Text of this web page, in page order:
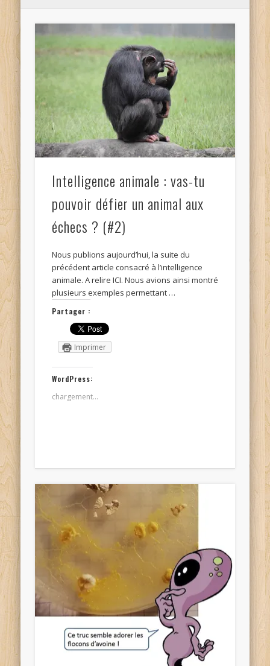
Intelligence animale : vas-tu
pouvoir défier un animal aux
échecs ? (#2)
Nous publions aujourd’hui, la suite du
précédent article consacré à l’intelligence
animale. A relire ICI. Nous avions ainsi montré
plusieurs exemples permettant …
Partager :
Imprimer
WordPress:
chargement…